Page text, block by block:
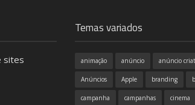
Temas variados
animação anúncio anúncio
Anúncios Apple branding
campanha campanhas cinema